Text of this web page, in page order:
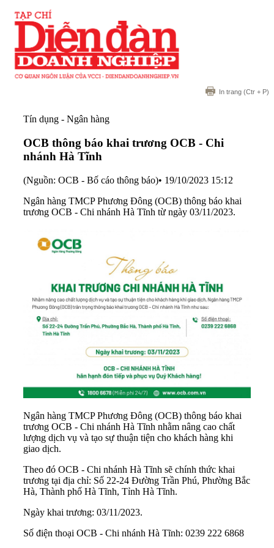
In trang (Ctr + P)
Tín dụng - Ngân hàng
OCB thông báo khai trương OCB - Chi
nhánh Hà Tĩnh
(Nguồn: OCB - Bố cáo thông báo)• 19/10/2023 15:12
Ngân hàng TMCP Phương Đông (OCB) thông báo khai
trương OCB - Chi nhánh Hà Tĩnh từ ngày 03/11/2023.
Ngân hàng TMCP Phương Đông (OCB) thông báo khai
trương OCB - Chi nhánh Hà Tĩnh nhằm nâng cao chất
lượng dịch vụ và tạo sự thuận tiện cho khách hàng khi
giao dịch.
Theo đó OCB - Chi nhánh Hà Tĩnh sẽ chính thức khai
trương tại địa chỉ: Số 22-24 Đường Trần Phú, Phường Bắc
Hà, Thành phố Hà Tĩnh, Tỉnh Hà Tĩnh.
Ngày khai trương: 03/11/2023.
Số điện thoại OCB - Chi nhánh Hà Tĩnh: 0239 222 6868